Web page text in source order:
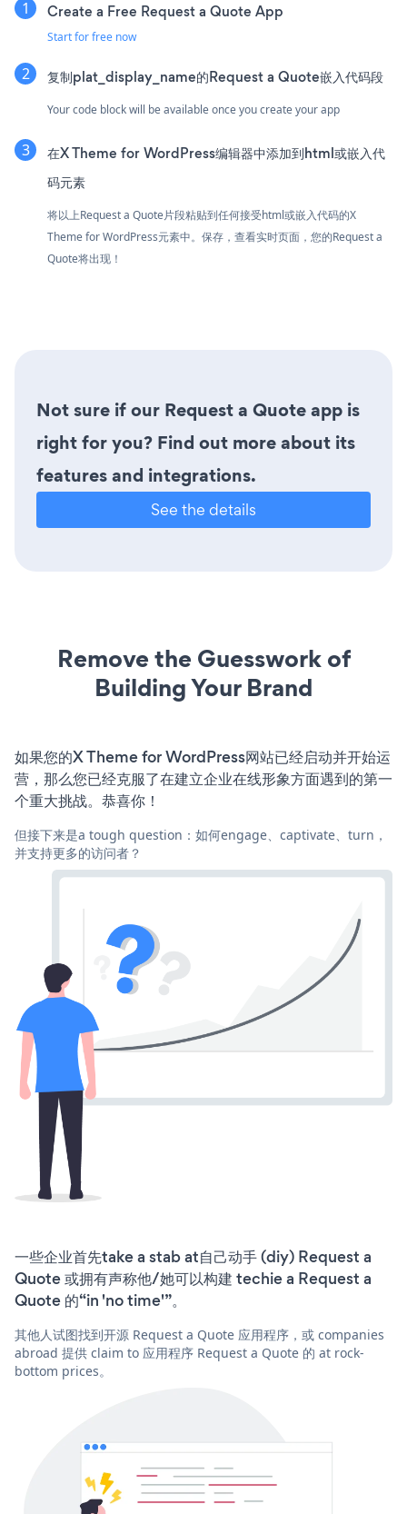
Create a Free Request a Quote App
Start for free now
复制plat_display_name的Request a Quote嵌入代码段
Your code block will be available once you create your app
在X Theme for WordPress编辑器中添加到html或嵌入代
码元素
将以上Request a Quote片段粘贴到任何接受html或嵌入代码的X
Theme for WordPress元素中。保存，查看实时页面，您的Request a
Quote将出现！
Not sure if our Request a Quote app is
right for you? Find out more about its
features and integrations.
See the details
Remove the Guesswork of
Building Your Brand
如果您的X Theme for WordPress网站已经启动并开始运
营，那么您已经克服了在建立企业在线形象方面遇到的第一
个重大挑战。恭喜你！
但接下来是a tough question：如何engage、captivate、turn，
并支持更多的访问者？
一些企业首先take a stab at自己动手 (diy) Request a
Quote 或拥有声称他/她可以构建 techie a Request a
Quote 的“in 'no time'”。
其他人试图找到开源 Request a Quote 应用程序，或 companies
abroad 提供 claim to 应用程序 Request a Quote 的 at rock-
bottom prices。